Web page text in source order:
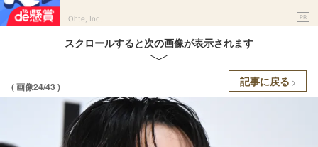
Ohte, Inc. PR
スクロールすると次の画像が表示されます
( 画像24/43 ) 記事に戻る